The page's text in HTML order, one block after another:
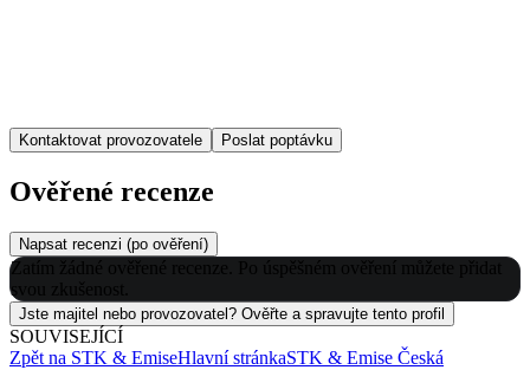
Kontaktovat provozovatele Poslat poptávku
Ověřené recenze
Napsat recenzi (po ověření)
Zatím žádné ověřené recenze. Po úspěšném ověření můžete přidat
svou zkušenost.
Jste majitel nebo provozovatel? Ověřte a spravujte tento profil
SOUVISEJÍCÍ
Zpět na STK & EmiseHlavní stránkaSTK & Emise Česká